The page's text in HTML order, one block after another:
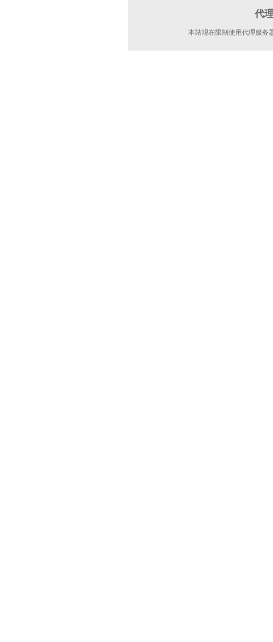
代
本站现在限制使用代理服务